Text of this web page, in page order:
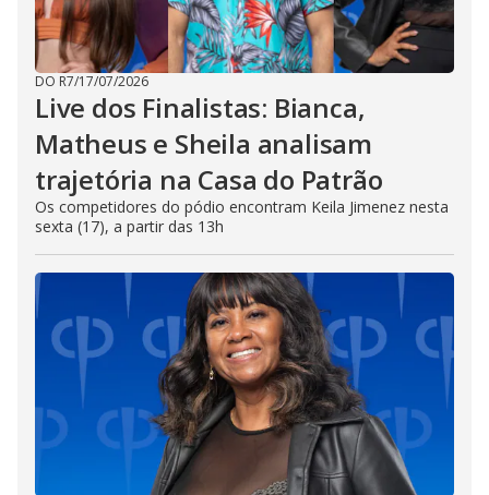
DO R7/17/07/2026
Live dos Finalistas: Bianca,
Matheus e Sheila analisam
trajetória na Casa do Patrão
Os competidores do pódio encontram Keila Jimenez nesta
sexta (17), a partir das 13h